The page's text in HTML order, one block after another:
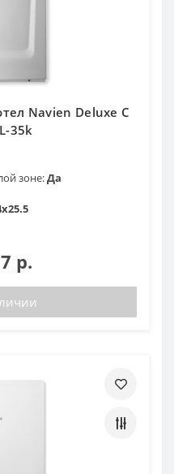
Navien Deluxe C
35k
зоне:Да
р.